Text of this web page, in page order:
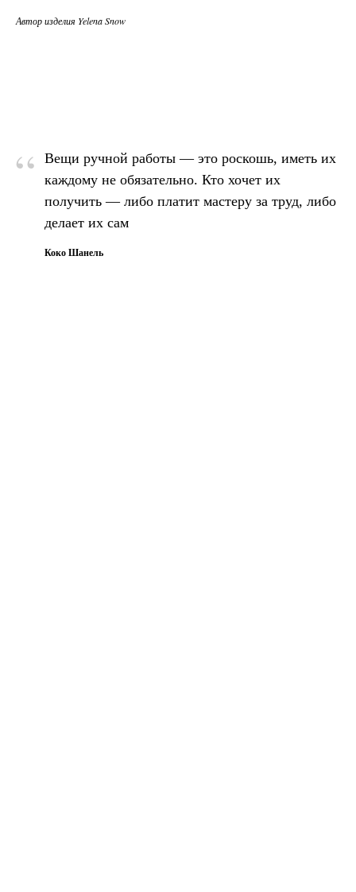
Автор изделия Yelena Snow
“
Вещи ручной работы — это роскошь, иметь их
каждому не обязательно. Кто хочет их
получить — либо платит мастеру за труд, либо
делает их сам
Коко Шанель